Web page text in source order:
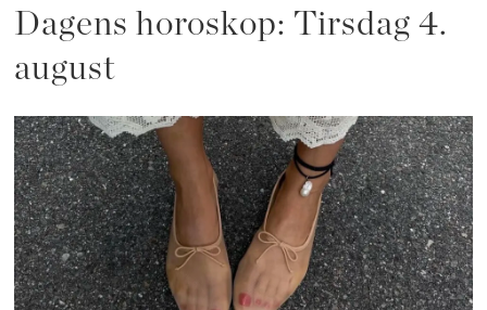
Dagens horoskop: Tirsdag 4.
august